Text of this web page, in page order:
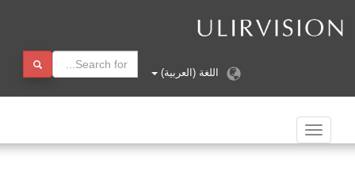
اللغة (العربية)
الملاحة
تبديل